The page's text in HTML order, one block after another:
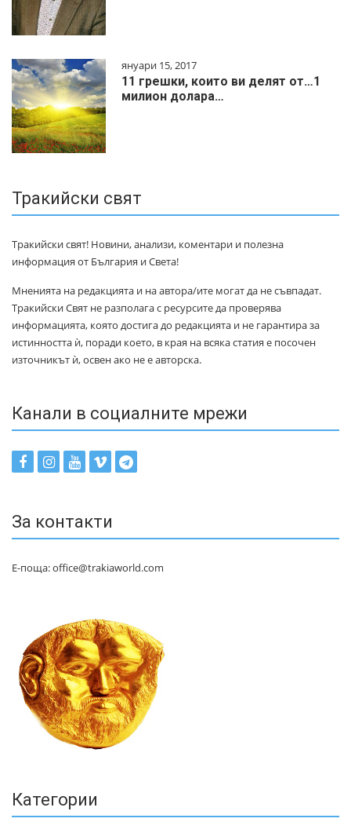
януари 15, 2017
11 грешки, които ви делят от…1
милиoн дoлapa…
Тракийски свят
Тракийски свят! Новини, анализи, коментари и полезна
информация от България и Света!
Мненията на редакцията и на автора/ите могат да не съвпадат.
Тракийски Свят не разполага с ресурсите да проверява
информацията, която достига до редакцията и не гарантира за
истинността ѝ, поради което, в края на всяка статия е посочен
източникът ѝ, освен ако не е авторска.
Канали в социалните мрежи
За контакти
Е-поща: office@trakiaworld.com
Категории